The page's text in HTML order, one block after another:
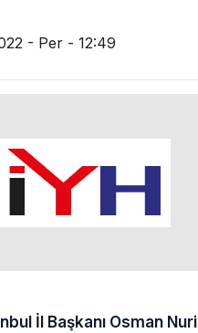
- Per - 12:49
İl Başkanı Osman Nuri